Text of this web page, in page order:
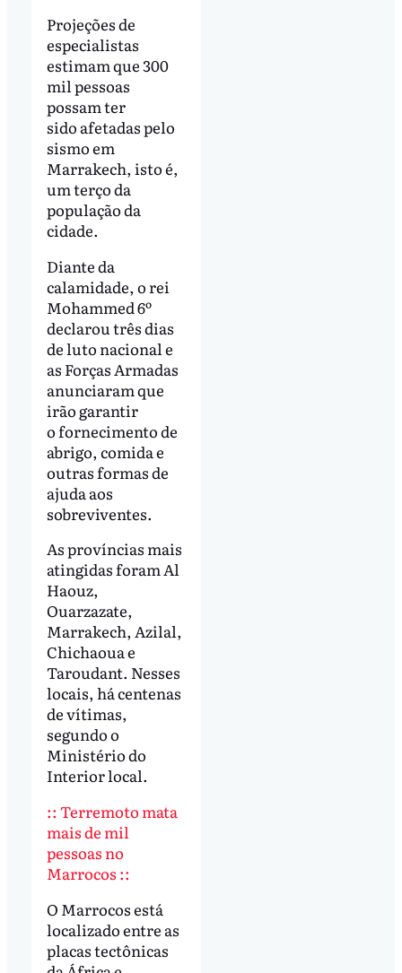
Projeções de
especialistas
estimam que 300
mil pessoas
possam ter
sido afetadas pelo
sismo em
Marrakech, isto é,
um terço da
população da
cidade.
Diante da
calamidade, o rei
Mohammed 6º
declarou três dias
de luto nacional e
as Forças Armadas
anunciaram que
irão garantir
o fornecimento de
abrigo, comida e
outras formas de
ajuda aos
sobreviventes.
As províncias mais
atingidas foram Al
Haouz,
Ouarzazate,
Marrakech, Azilal,
Chichaoua e
Taroudant. Nesses
locais, há centenas
de vítimas,
segundo o
Ministério do
Interior local.
:: Terremoto mata
mais de mil
pessoas no
Marrocos ::
O Marrocos está
localizado entre as
placas tectônicas